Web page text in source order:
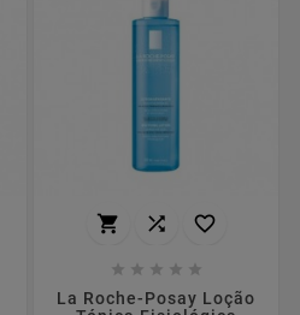
  
    
La Roche-Posay Loção